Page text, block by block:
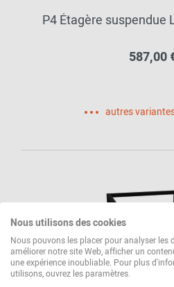
P4 Étagère suspendue
587,00
autres
Nous utilisons des cookies
Nous pouvons les placer pour analyser les
améliorer notre site Web, afficher un
une expérience inoubliable. Pour plus
utilisons, ouvrez les paramètres.